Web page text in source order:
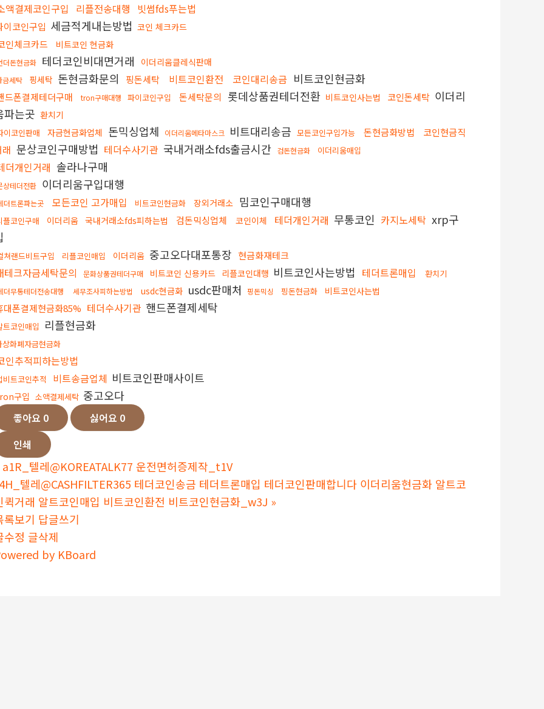
액결제코인구입 리플전송대행 빗썸fds푸는법
이코인구입 세금적게내는방법 코인 체크카드
인체크카드 비트코인 현금화
더돈현금화 테더코인비대면거래 이더리움클레식판매
금세탁 핑세탁 돈현금화문의 핑돈세탁 비트코인환전 코인대리송금 비트코인현금화
드폰결제테더구매 tron구매대행 파이코인구입 돈세탁문의 롯데상품권테더전환 비트코인사는법 코인돈세탁 이더리
파는곳 환치기
이코인판매 자금현금화업체 돈믹싱업체 이더리움메타마스크 비트대리송금 모든코인구입가능 돈현금화방법
코인현금직
문상코인구매방법 테더수사기관 국내거래소fds출금시간 검돈현금화 이더리움매입
더개인거래 솔라나구매
상테더전환 이더리움구입대행
더트론파는곳 모든코인 고가매입 비트코인현금화 장외거래소 밈코인구매대행
플코인구매 이더리움 국내거래소fds피하는법 검돈믹싱업체 코인이체 테더개인거래 무통코인 카지노세탁 xrp구
쳐랜드비트구입 리플코인매입 이더리움 중고오다대포통장 현금화재테크
테크자금세탁문의 문화상품권테더구매 비트코인 신용카드 리플코인대행 비트코인사는방법 테더트론매입 환치기
더무통테더전송대행 세무조사피하는방법 usdc현금화 usdc판매처 핑돈믹싱 핑돈현금화 비트코인사는법
대폰결제현금화85% 테더수사기관 핸드폰결제세탁
트코인매입 리플현금화
상화폐자금현금화
인추적피하는방법
비트코인추적 비트송금업체 비트코인판매사이트
구입 소액결제세탁 중고오다
좋아요 0 싫어요 0
인쇄
a1R_텔레@KOREATALK77 운전면허증제작_t1V
텔레@CASHFILTER365 테더코인송금 테더트론매입 테더코인판매합니다 이더리움현금화 알트코
퀵거래 알트코인매입 비트코인환전 비트코인현금화_w3J »
록보기 답글쓰기
수정 글삭제
by KBoard